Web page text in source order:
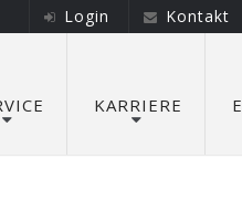
Login Kontakt
KARRIERE